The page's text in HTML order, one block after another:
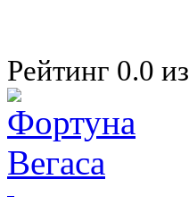
Рейтинг 0.0 из